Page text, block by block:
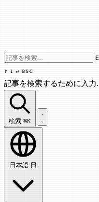
↑ ↓ ↵ esc
記事を検索するために入力
記事を検索...
検索 ⌘K
日本語 日